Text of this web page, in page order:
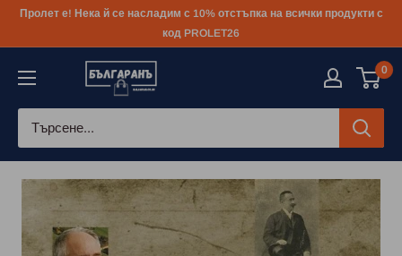
КъмПролет е! Нека й се насладим с 10% отстъпка на всички продукти с
код PROLET26
0